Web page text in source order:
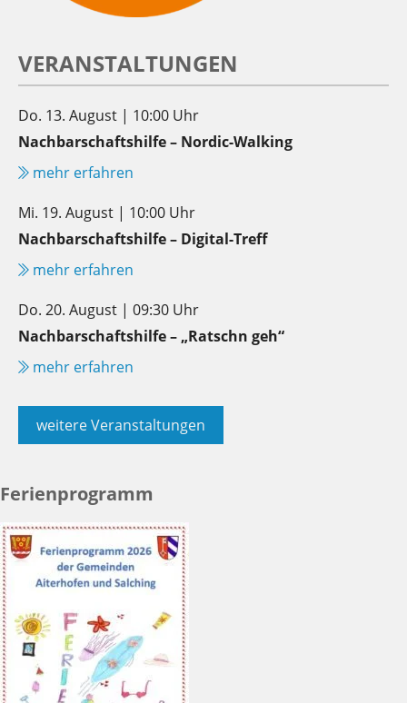
VERANSTALTUNGEN
Do. 13. August | 10:00 Uhr
Nachbarschaftshilfe – Nordic-Walking
mehr erfahren
Mi. 19. August | 10:00 Uhr
Nachbarschaftshilfe – Digital-Treff
mehr erfahren
Do. 20. August | 09:30 Uhr
Nachbarschaftshilfe – „Ratschn geh“
mehr erfahren
weitere Veranstaltungen
Ferienprogramm